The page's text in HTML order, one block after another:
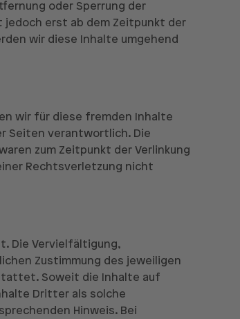
oder Sperrung der
jedoch erst ab dem Zeitpunkt der
wir diese Inhalte umgehend
wir für diese fremden Inhalte
Seiten verantwortlich. Die
zum Zeitpunkt der Verlinkung
Rechtsverletzung nicht
Die Vervielfältigung,
Zustimmung des jeweiligen
Soweit die Inhalte auf
Dritter als solche
Hinweis. Bei